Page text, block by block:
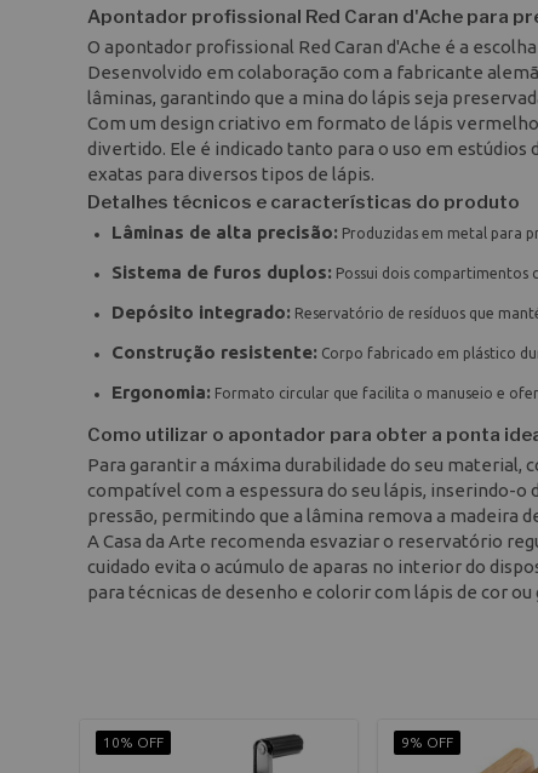
Apontador profissional Red Caran d'Ache para
O apontador profissional Red Caran d'Ache é a
Desenvolvido em colaboração com a fabricante
lâminas, garantindo que a mina do lápis seja
Com um design criativo em formato de lápis
divertido. Ele é indicado tanto para o uso em
exatas para diversos tipos de lápis.
Detalhes técnicos e características do produto
Lâminas de alta precisão: Produzidas em metal para
Sistema de furos duplos: Possui dois compartimentos
Depósito integrado: Reservatório de resíduos que
Construção resistente: Corpo fabricado em plástico
Ergonomia: Formato circular que facilita o manuseio e
Como utilizar o apontador para obter a ponta
Para garantir a máxima durabilidade do seu material,
compatível com a espessura do seu lápis, inserindo-
pressão, permitindo que a lâmina remova a madeira
A Casa da Arte recomenda esvaziar o reservatório
cuidado evita o acúmulo de aparas no interior do
para técnicas de desenho e colorir com lápis de cor
10% OFF 9% OFF